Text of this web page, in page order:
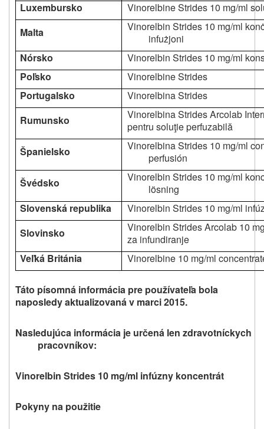
Luxembursko
Vinorelbine Strides 10 mg/ml
Malta
Vinorelbin Strides 10 mg/ml
infużjoni
Nórsko
Vinorelbin Strides 10 mg/ml
Poľsko
Vinorelbine Strides
Portugalsko
Vinorelbina Strides
Rumunsko
Vinorelbina Strides Arcolab
pentru soluţie perfuzabilă
Španielsko
Vinorelbina Strides 10 mg/ml
perfusión
Švédsko
Vinorelbin Strides 10 mg/ml
lösning
Slovenská republika
Vinorelbin Strides 10 mg/ml
Slovinsko
Vinorelbin Strides Arcolab 10
za infundiranje
Veľká Británia
Vinorelbine 10 mg/ml
Táto písomná informácia pre používateľa bola
naposledy aktualizovaná v marci 2015.
Nasledujúca informácia je určená len zdravotníckych
pracovníkov:
Vinorelbin Strides 10 mg/ml infúzny koncentrát
Pokyny na použitie